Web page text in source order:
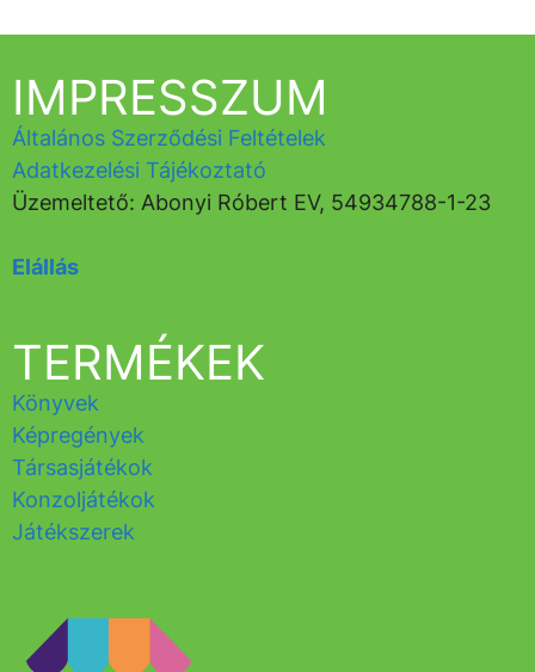
TERMÉKEK
Könyvek
Képregények
Társasjátékok
Konzoljátékok
Játékszerek
IMPRESSZUM
Általános Szerződési Feltételek
Adatkezelési Tájékoztató
Üzemeltető: Abonyi Róbert EV, 54934788-1-23
Elállás